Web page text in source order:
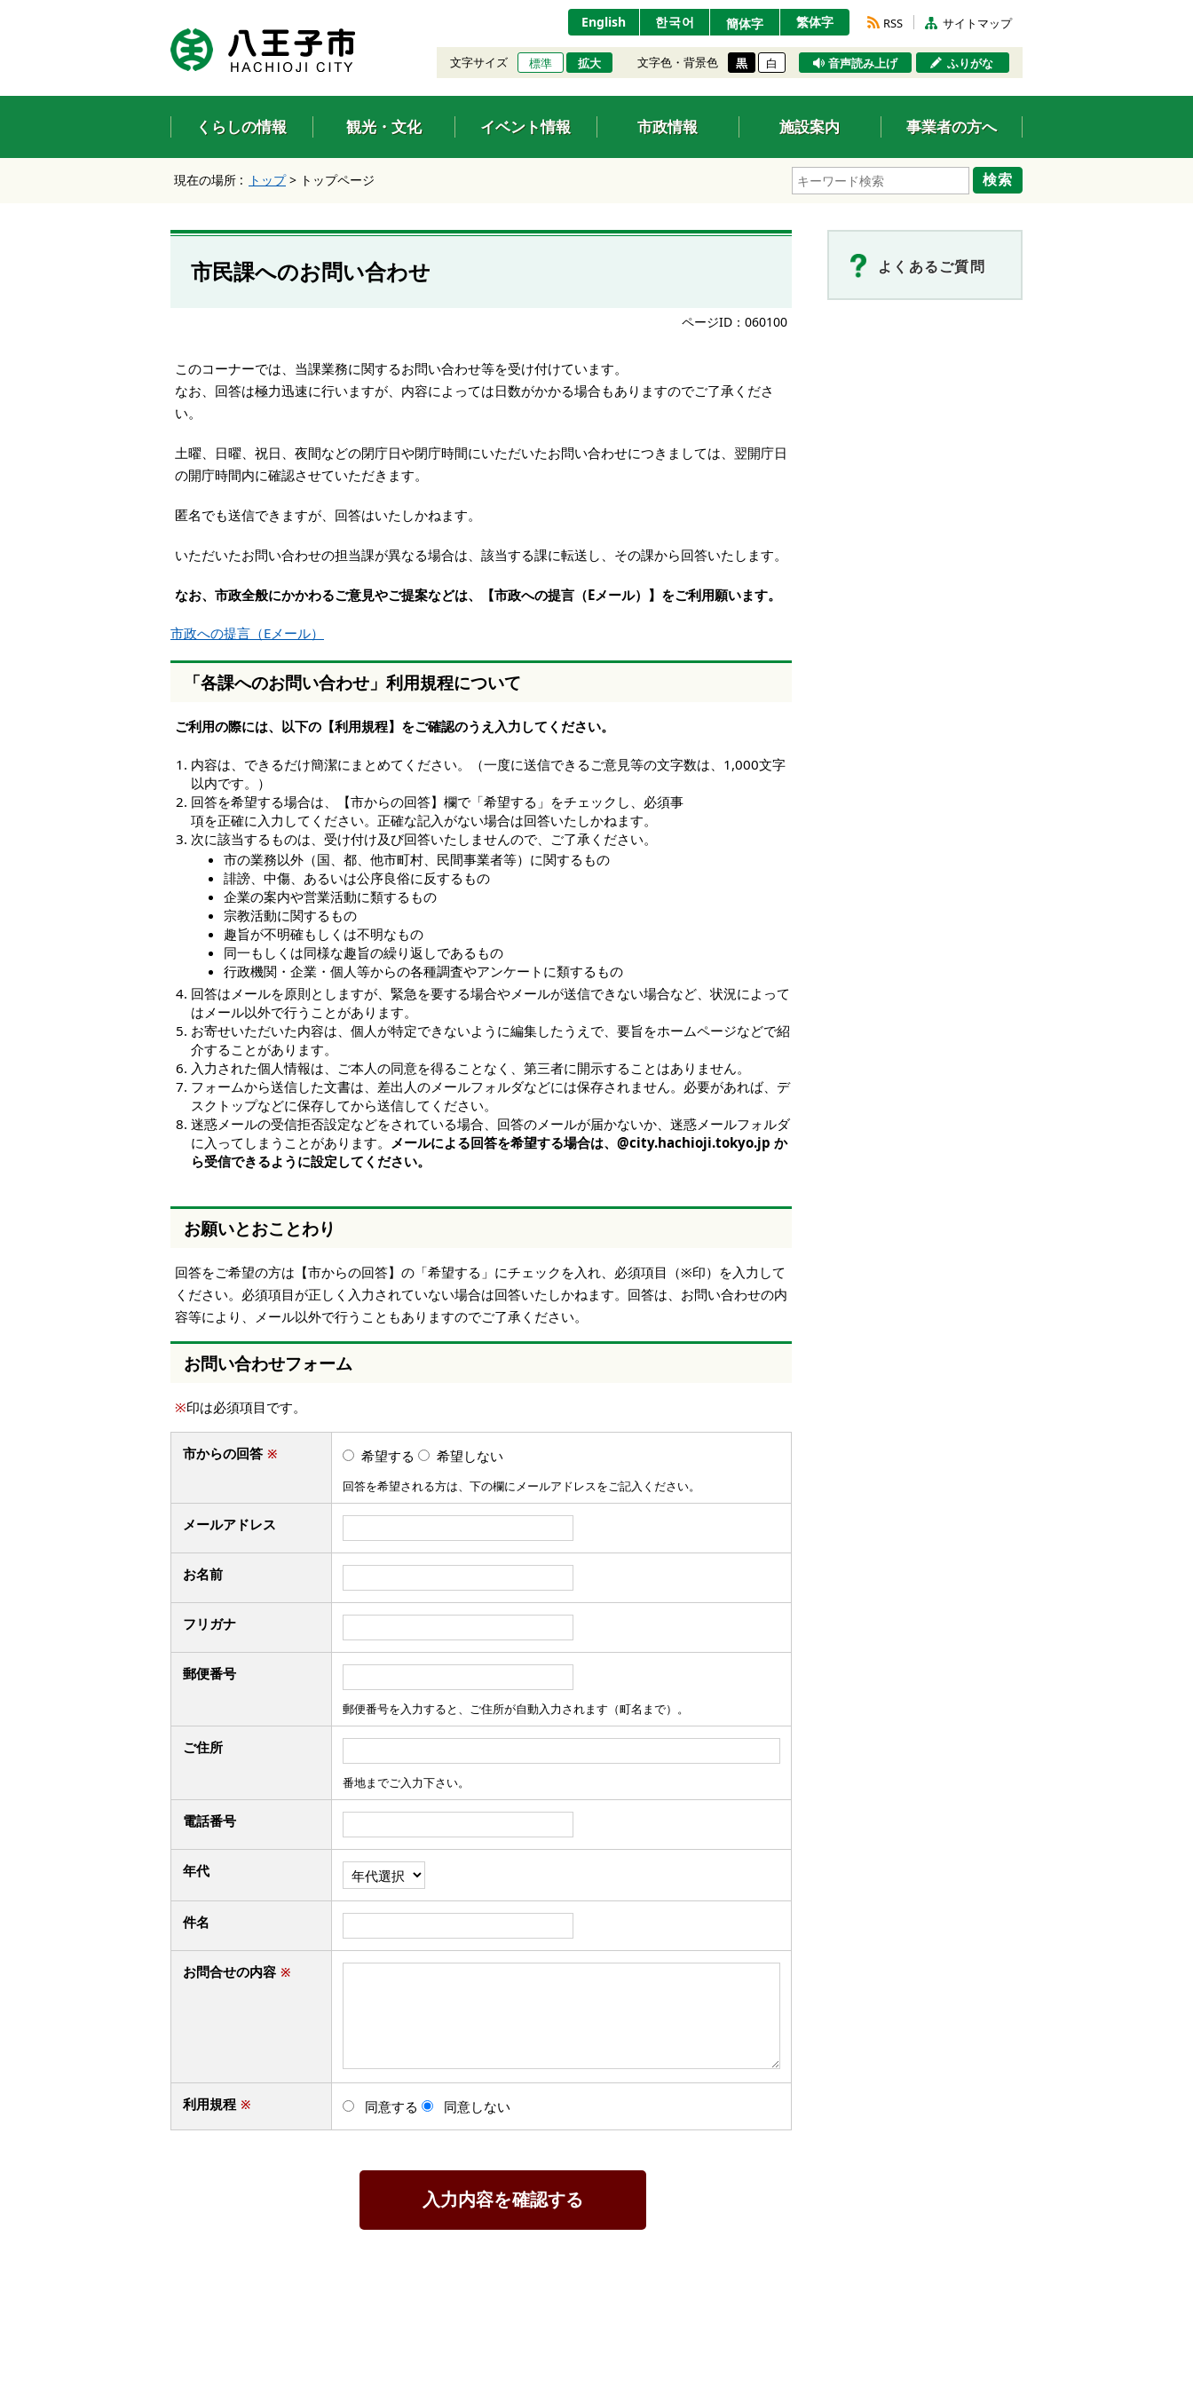
ン
タ
ー
キ
ナ
ビ
シ
し
て
本
へ
移
動
ま
English 한국어 簡体字 繁体字 RSS サイトマップ
文字サイズ 標準 拡大 文字色・背景色 黒 白 音声読み上げ ふりがな
くらしの情報 観光・文化 イベント情報 市政情報 施設案内 事業者の方へ
検索
現在の場所 : トップ> トップページ
市民課へのお問い合わせ
ページID：060100
このコーナーでは、当課業務に関するお問い合わせ等を受け付けています。
なお、回答は極力迅速に行いますが、内容によっては日数がかかる場合もありますのでご了承くださ
い。
土曜、日曜、祝日、夜間などの閉庁日や閉庁時間にいただいたお問い合わせにつきましては、翌開庁日
の開庁時間内に確認させていただきます。
匿名でも送信できますが、回答はいたしかねます。
いただいたお問い合わせの担当課が異なる場合は、該当する課に転送し、その課から回答いたします。
なお、市政全般にかかわるご意見やご提案などは、【市政への提言（Eメール）】をご利用願います。
市政への提言（Eメール）
「各課へのお問い合わせ」利用規程について
ご利用の際には、以下の【利用規程】をご確認のうえ入力してください。
内容は、できるだけ簡潔にまとめてください。（一度に送信できるご意見等の文字数は、1,000文字
以内です。）
回答を希望する場合は、【市からの回答】欄で「希望する」をチェックし、必須事
項を正確に入力してください。正確な記入がない場合は回答いたしかねます。
次に該当するものは、受け付け及び回答いたしませんので、ご了承ください。
市の業務以外（国、都、他市町村、民間事業者等）に関するもの
誹謗、中傷、あるいは公序良俗に反するもの
企業の案内や営業活動に類するもの
宗教活動に関するもの
趣旨が不明確もしくは不明なもの
同一もしくは同様な趣旨の繰り返しであるもの
行政機関・企業・個人等からの各種調査やアンケートに類するもの
回答はメールを原則としますが、緊急を要する場合やメールが送信できない場合など、状況によって
はメール以外で行うことがあります。
お寄せいただいた内容は、個人が特定できないように編集したうえで、要旨をホームページなどで紹
介することがあります。
入力された個人情報は、ご本人の同意を得ることなく、第三者に開示することはありません。
フォームから送信した文書は、差出人のメールフォルダなどには保存されません。必要があれば、デ
スクトップなどに保存してから送信してください。
迷惑メールの受信拒否設定などをされている場合、回答のメールが届かないか、迷惑メールフォルダ
に入ってしまうことがあります。 メールによる回答を希望する場合は、@city.hachioji.tokyo.jp か
ら受信できるように設定してください。
お願いとおことわり
回答をご希望の方は【市からの回答】の「希望する」にチェックを入れ、必須項目（※印）を入力して
ください。必須項目が正しく入力されていない場合は回答いたしかねます。回答は、お問い合わせの内
容等により、メール以外で行うこともありますのでご了承ください。
お問い合わせフォーム
※印は必須項目です。
市からの回答 ※ 希望する 希望しない
回答を希望される方は、下の欄にメールアドレスをご記入ください。
メールアドレス
お名前
フリガナ
郵便番号
郵便番号を入力すると、ご住所が自動入力されます（町名まで）。
ご住所
番地までご入力下さい。
電話番号
年代
件名
お問合せの内容 ※
利用規程 ※ 同意する 同意しない
入力内容を確認する
よくあるご質問